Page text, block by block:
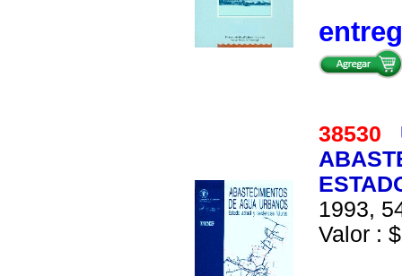
38530
1993,
Valor :